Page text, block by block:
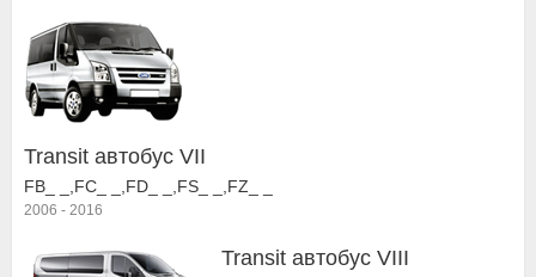
Transit автобус VII
FB_ _,FC_ _,FD_ _,FS_ _,FZ_ _
2006 - 2016
Transit автобус VIII